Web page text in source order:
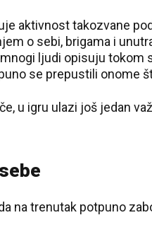
aktivnost takozvane
o sebi, brigama i
ljudi opisuju tokom
se prepustili onome
u igru ulazi još jedan
na trenutak potpuno